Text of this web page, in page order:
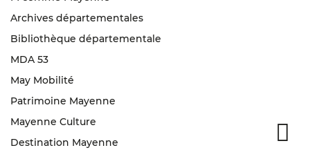
Haut
Archives départementales
Bibliothèque départementale
MDA 53
May Mobilité
Patrimoine Mayenne
Mayenne Culture
Destination Mayenne